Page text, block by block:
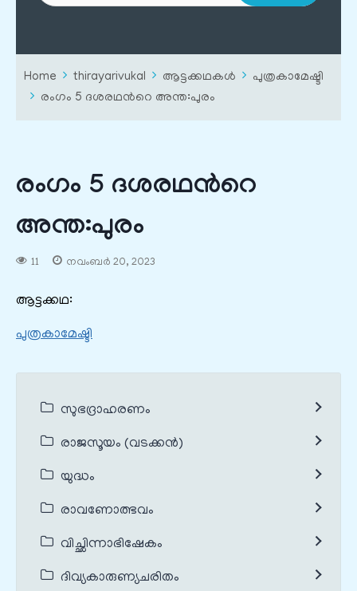
Home thirayarivukal ആട്ടക്കഥകൾ
പുത്രകാമേഷ്ടി
രംഗം 5 ദശരഥന്‍റെ അന്ത:പുരം
രംഗം 5 ദശരഥന്‍റെ
അന്ത:പുരം
11 നവംബർ 20, 2023
ആട്ടക്കഥ:
പുത്രകാമേഷ്ടി
സുഭദ്രാഹരണം
രാജസൂയം (വടക്കൻ)
യുദ്ധം
രാവണോത്ഭവം
വിച്ഛിന്നാഭിഷേകം
ദിവ്യകാരുണ്യചരിതം